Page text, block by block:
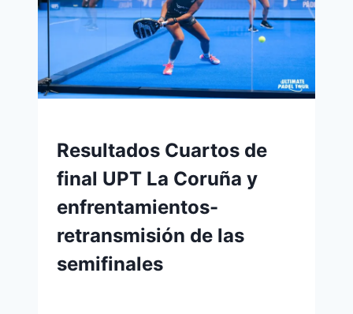
Resultados Cuartos de
final UPT La Coruña y
enfrentamientos-
retransmisión de las
semifinales